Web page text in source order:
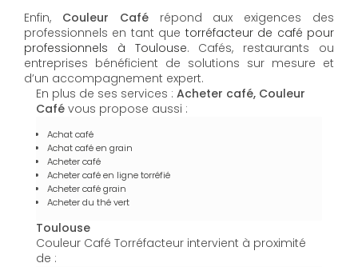
Enfin, Couleur Caférépond aux exigences des
professionnels en tant que torréfacteur de café pour
professionnels à Toulouse. Cafés, restaurants ou
entreprises bénéficient de solutions sur mesure et
d’un accompagnement expert.
En plus de ses services : Acheter café, Couleur
Café vous propose aussi :
Achat café
Achat café en grain
Acheter café
Acheter café en ligne torréfié
Acheter café grain
Acheter du thé vert
Toulouse
Couleur Café Torréfacteur intervient à proximité
de :